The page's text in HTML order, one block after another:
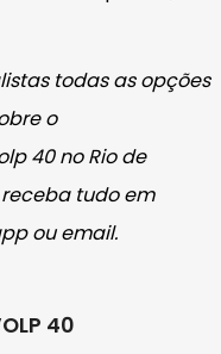
todas as opções
o
40no Rio de
tudo em
ou email.
40